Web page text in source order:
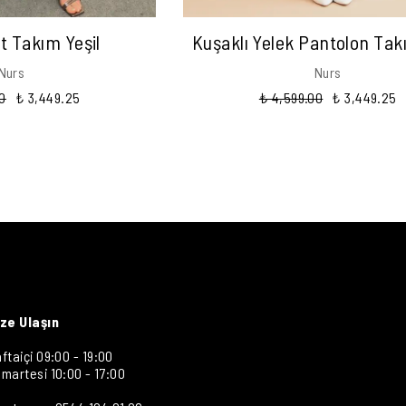
Takım Yeşil
₺ 3,449.25
Kuşaklı Yelek Pantolon
Nurs
₺ 4,599.00 ₺ 3,449.25
Ulaşın
09:00 - 19:00
10:00 - 17:00